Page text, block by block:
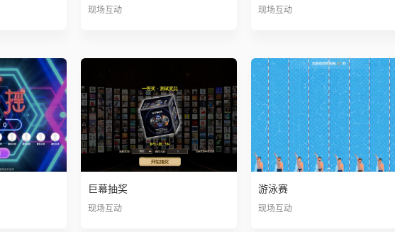
现场互动 现场互动
巨幕抽奖
现场互动
游泳赛
现场互动